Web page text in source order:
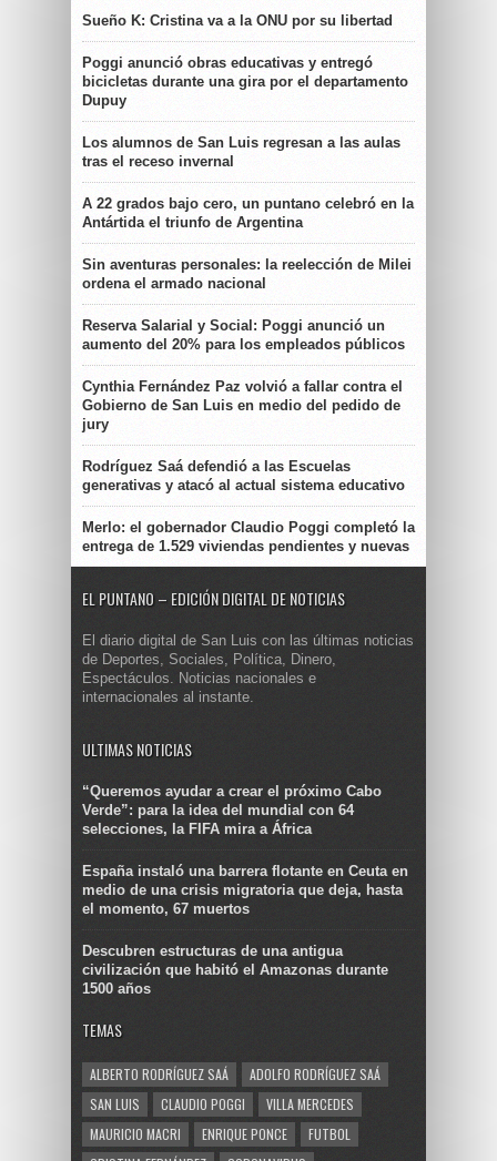
Sueño K: Cristina va a la ONU por su libertad
Poggi anunció obras educativas y entregó
bicicletas durante una gira por el departamento
Dupuy
Los alumnos de San Luis regresan a las aulas
tras el receso invernal
A 22 grados bajo cero, un puntano celebró en la
Antártida el triunfo de Argentina
Sin aventuras personales: la reelección de Milei
ordena el armado nacional
Reserva Salarial y Social: Poggi anunció un
aumento del 20% para los empleados públicos
Cynthia Fernández Paz volvió a fallar contra el
Gobierno de San Luis en medio del pedido de
jury
Rodríguez Saá defendió a las Escuelas
generativas y atacó al actual sistema educativo
Merlo: el gobernador Claudio Poggi completó la
entrega de 1.529 viviendas pendientes y nuevas
EL PUNTANO – EDICIÓN DIGITAL DE NOTICIAS
El diario digital de San Luis con las últimas noticias
de Deportes, Sociales, Política, Dinero,
Espectáculos. Noticias nacionales e
internacionales al instante.
ULTIMAS NOTICIAS
“Queremos ayudar a crear el próximo Cabo
Verde”: para la idea del mundial con 64
selecciones, la FIFA mira a África
España instaló una barrera flotante en Ceuta en
medio de una crisis migratoria que deja, hasta
el momento, 67 muertos
Descubren estructuras de una antigua
civilización que habitó el Amazonas durante
1500 años
TEMAS
ALBERTO RODRÍGUEZ SAÁ
ADOLFO RODRÍGUEZ SAÁ
SAN LUIS
CLAUDIO POGGI
VILLA MERCEDES
MAURICIO MACRI
ENRIQUE PONCE
FUTBOL